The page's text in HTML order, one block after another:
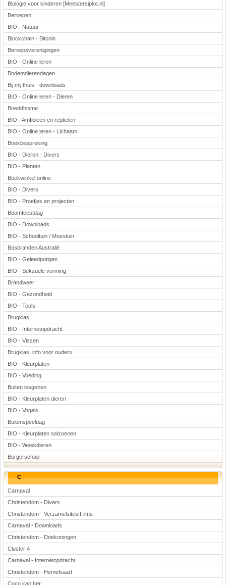
Biologie voor kinderen [Meestersipke.nl]
Beroepen
BIO - Natuur
Blockchain - Bitcoin
Beroepsverenigingen
BIO - Online leren
Bodemdierendagen
Bij mij thuis - downloads
BIO - Online leren - Dieren
Boeddhisme
BIO - Amfibieën en reptielen
BIO - Online leren - Lichaam
Boekbespreking
BIO - Dieren - Divers
BIO - Planten
Boekwinkel online
BIO - Divers
BIO - Proefjes en projecten
Boomfeestdag
BIO - Downloads
BIO - Schooltuin / Moestuin
Bosbranden Australië
BIO - Geleedpotigen
BIO - Seksuele vorming
Brandweer
BIO - Gezondheid
BIO - Tools
Brugklas
BIO - Internetopdracht
BIO - Vissen
Brugklas: info voor ouders
BIO - Kleurplaten
BIO - Voeding
Buiten lesgeven
BIO - Kleurplaten dieren
BIO - Vogels
Buitenspeeldag
BIO - Kleurplaten seizoenen
BIO - Weekdieren
Burgerschap
C
Carnaval
Christendom - Divers
Christendom - Verzamelsites|Films
Carnaval - Downloads
Christendom - Driekoningen
Cluster 4
Carnaval - Internetopdracht
Christendom - Hemelvaart
Coco kan het!